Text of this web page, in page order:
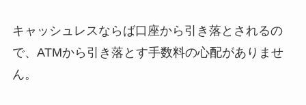
キャッシュレスならば口座から引き落とされるの
で、ATMから引き落とす手数料の心配がありませ
ん。